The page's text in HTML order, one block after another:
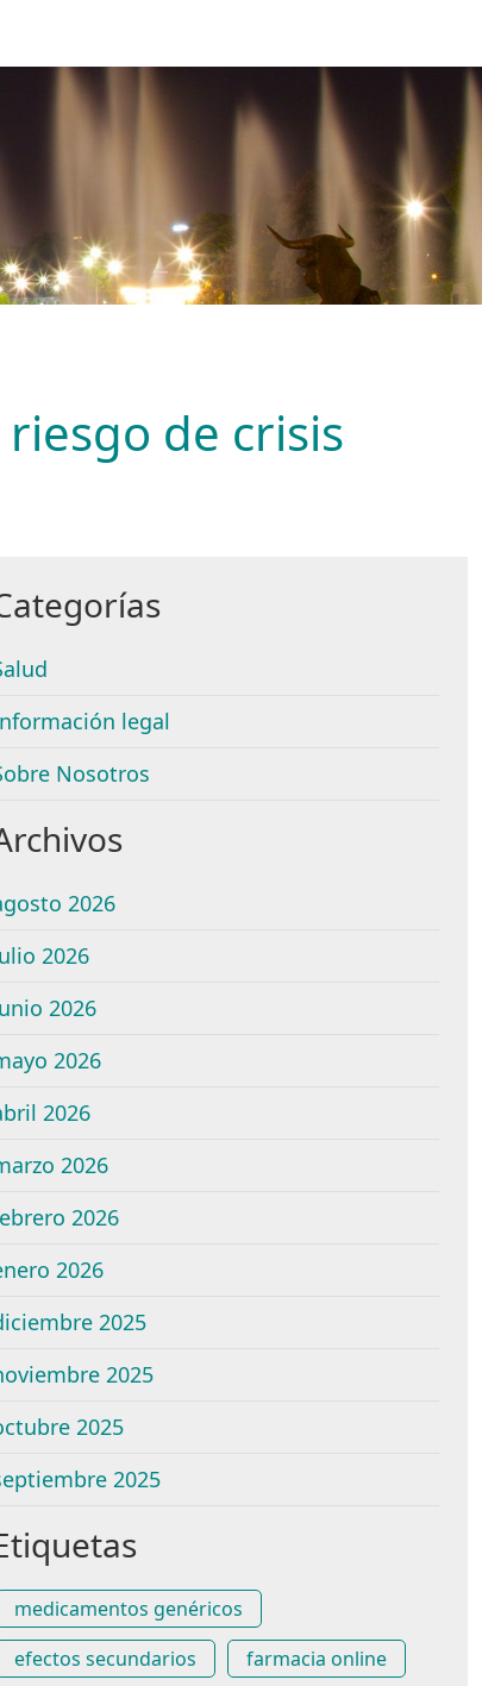
de crisis
legal
Nosotros
2026
2026
2026
2026
2026
2026
2026
2026
2025
2025
2025
2025
medicamentos genéricos
efectos secundarios
farmacia online